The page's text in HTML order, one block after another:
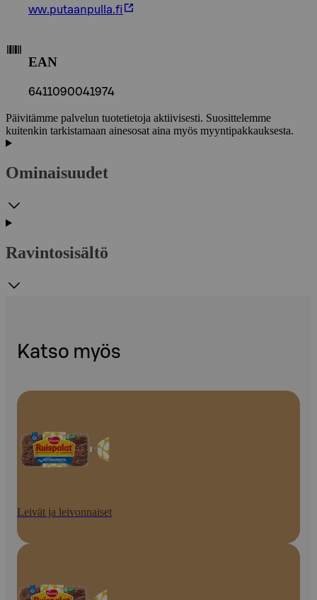
ww.putaanpulla.fi
EAN
6411090041974
Päivitämme palvelun tuotetietoja aktiivisesti. Suosittelemme
kuitenkin tarkistamaan ainesosat aina myös myyntipakkauksesta.
Ominaisuudet
Ravintosisältö
Katso myös
Leivät ja leivonnaiset